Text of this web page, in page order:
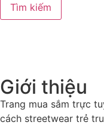
Tìm kiếm
Giới thiệu
Trang mua sắm trực
cách streetwear trẻ